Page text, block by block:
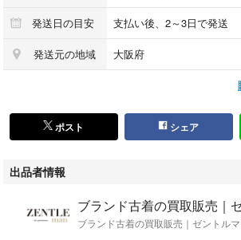
▼コンディション基準
━━━━━━━━━━━━━━
【未使用品】新品または新品同様のもの
【A】目立った汚れやダメージがない、またはあ
【C】着用感があり、汚れやダメージが見られるも
【D】汚れやダメージが目立つもの
※ご購入前に必ず「SHOPPING GUIDE」や「ス
だき、
内容にご納得のうえでご注文をお願いいたします
発送日の目安 支払い後、2～3日で発送
発送元の地域 大阪府
ポスト シェア
出品者情報
ブランド古着の買取販売｜ゼントル